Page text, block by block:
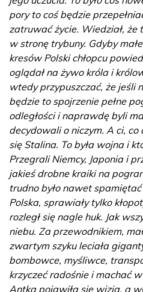
pory to coś będzie
zatruwać życie. Wiedział, że
w stronę trybuny. Gdyby
kresów Polski chłopcu
oglądał na żywo króla i
wtedy przypuszczać, że jeśli
będzie to spojrzenie pełne
odległości i naprawdę byli
decydowali o niczym. A ci,
się Stalina. To była wojna i
Przegrali Niemcy, Japonia i
jakieś drobne kraiki na
trudno było nawet
Polska, sprawiały tylko
rozległ się nagle huk. Jak
niebu. Za przewodnikiem,
zwartym szyku leciała
bombowce, myśliwce,
krzyczeć radośnie i machać
Antka pojawiła się wizja, a